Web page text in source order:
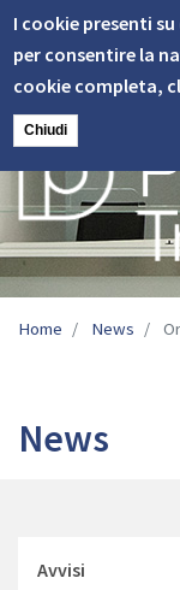
Informativa
Cookie
I cookie presenti
per consentire la
cookie completa,
Chiudi
Skip
main
content
Image
Home News
News
Avvisi